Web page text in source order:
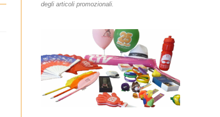
degli articoli promozionali.